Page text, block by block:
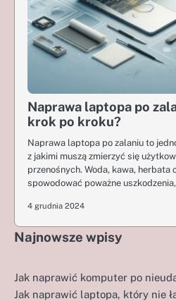
Naprawa laptopa po
krok po kroku?
Naprawa laptopa po zalaniu to
z jakimi muszą zmierzyć się
przenośnych. Woda, kawa, herbata
spowodować poważne
4 grudnia 2024
Najnowsze wpisy
Jak naprawić komputer po
Jak naprawić laptopa, który nie